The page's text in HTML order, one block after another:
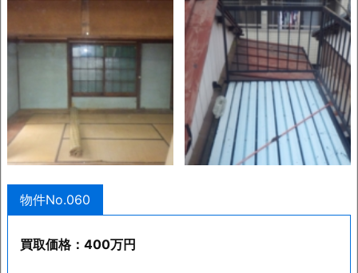
物件No.060
買取価格：400万円